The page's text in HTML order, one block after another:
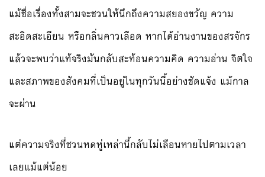
แม้ชื่อเรื่องทั้งสามจะชวนให้นึกถึงความสยองขวัญ ความ
สะอิดสะเอียน หรือกลิ่นคาวเลือด หากได้อ่านงานของสรจักร
แล้วจะพบว่าแท้จริงมันกลับสะท้อนความคิด ความอ่าน จิตใจ
และสภาพของสังคมที่เป็นอยู่ในทุกวันนี้อย่างชัดแจ้ง แม้กาล
จะผ่าน
แต่ความจริงที่ชวนหดหู่เหล่านี้กลับไม่เลือนหายไปตามเวลา
เลยแม้แต่น้อย